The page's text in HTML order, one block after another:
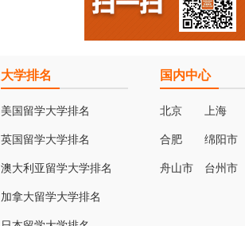
大学排名
美国留学大学排名
英国留学大学排名
澳大利亚留学大学排名
加拿大留学大学排名
国内中心
北京 上海
合肥 绵阳市
舟山市 台州市